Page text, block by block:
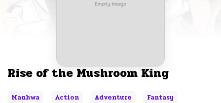
Rise of the Mushroom King
Manhwa Action Adventure
Fantasy